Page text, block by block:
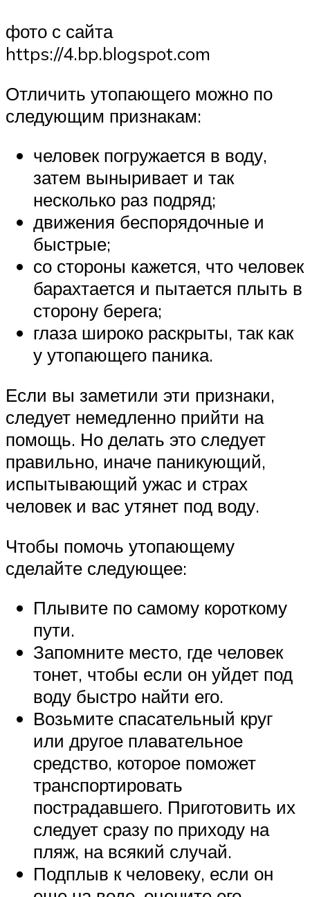
фото с сайта
https://4.bp.blogspot.com
Отличить утопающего можно по
следующим признакам:
человек погружается в воду,
затем выныривает и так
несколько раз подряд;
движения беспорядочные и
быстрые;
со стороны кажется, что человек
барахтается и пытается плыть в
сторону берега;
глаза широко раскрыты, так как
у утопающего паника.
Если вы заметили эти признаки,
следует немедленно прийти на
помощь. Но делать это следует
правильно, иначе паникующий,
испытывающий ужас и страх
человек и вас утянет под воду.
Чтобы помочь утопающему
сделайте следующее:
Плывите по самому короткому
пути.
Запомните место, где человек
тонет, чтобы если он уйдет под
воду быстро найти его.
Возьмите спасательный круг
или другое плавательное
средство, которое поможет
транспортировать
пострадавшего. Приготовить их
следует сразу по приходу на
пляж, на всякий случай.
Подплыв к человеку, если он